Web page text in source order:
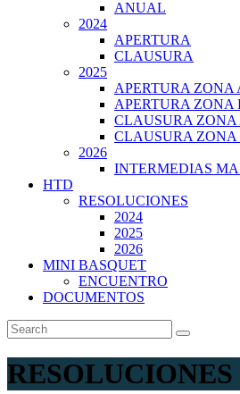
ANUAL
2024
APERTURA
CLAUSURA
2025
APERTURA ZONA
APERTURA ZONA
CLAUSURA ZONA
CLAUSURA ZONA
2026
INTERMEDIAS
HTD
RESOLUCIONES
2024
2025
2026
MINI BASQUET
ENCUENTRO
DOCUMENTOS
RESOLUCIONES